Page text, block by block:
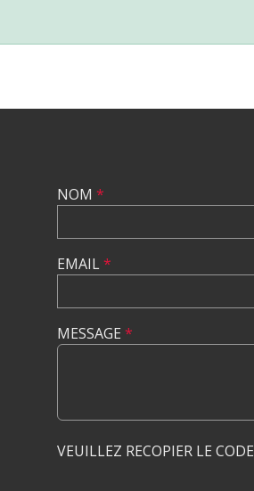
NOM *
EMAIL*
MESSAGE *
VEUILLEZ RECOPIER LE CODE